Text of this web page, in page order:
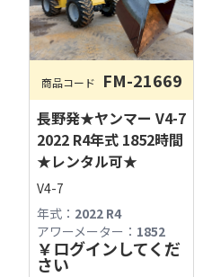
商品コード FM-21669
長野発★ヤンマー V4-7
2022 R4年式 1852時間
★レンタル可★
V4-7
年式： 2022 R4
アワーメーター： 1852
￥ログインしてくだ
さい